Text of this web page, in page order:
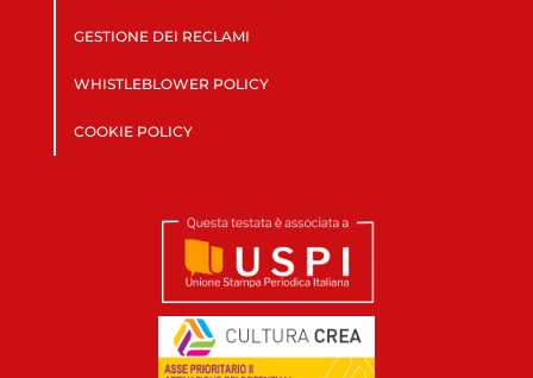
GESTIONE DEI RECLAMI
WHISTLEBLOWER POLICY
COOKIE POLICY